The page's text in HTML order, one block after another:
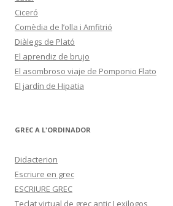
Ciceró
Comèdia de l’olla i Amfitrió
Diàlegs de Plató
El aprendiz de brujo
El asombroso viaje de Pomponio Flato
El jardín de Hipatia
GREC A L'ORDINADOR
Didacterion
Escriure en grec
ESCRIURE GREC
Teclat virtual de grec antic Lexilogos